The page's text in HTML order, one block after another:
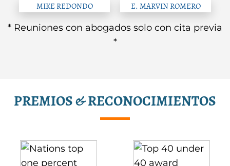
MIKE REDONDO E. MARVIN ROMERO
* Reuniones con abogados solo con cita previa
*
PREMIOS & RECONOCIMIENTOS